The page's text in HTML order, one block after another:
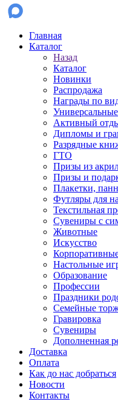
Главная
Каталог
Назад
Каталог
Новинки
Распродажа
Награды по
Активный
Дипломы и
Разрядные
ГТО
Призы из
Призы и
Плакетки,
Футляры для
Текстильная
Сувениры с
Животные
Искусство
Настольные
Образование
Профессии
Праздники
Семейные
Гравировка
Сувениры
Дополненная
Доставка
Оплата
Как до нас добраться
Новости
Контакты